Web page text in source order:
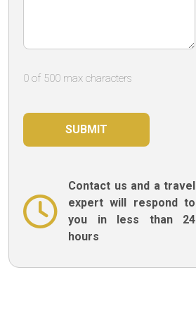
0 of 500 max characters
Contact us and a travel
expert will respond to
you in less than 24
hours